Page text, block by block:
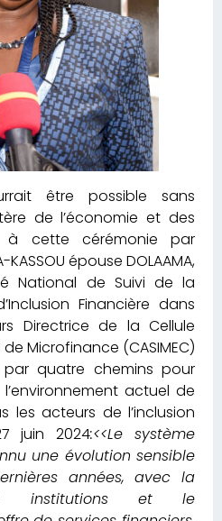
être possible sans
de l’économie et des
à cette cérémonie par
épouse DOLAAMA,
National de Suivi de la
Financière dans
Directrice de la Cellule
Microfinance (CASIMEC)
quatre chemins pour
actuel de
les acteurs de l’inclusion
juin 2024:<<Le système
une évolution sensible
années, avec la
institutions et le